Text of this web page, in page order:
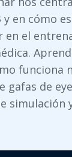
y en cómo
en el
funciona
gafas de
simulación